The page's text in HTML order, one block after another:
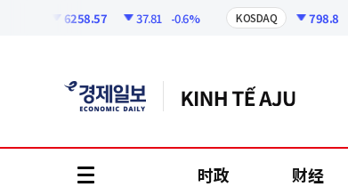
6258.57 37.81 -0.6% KOSDAQ 798.8
时政 财经